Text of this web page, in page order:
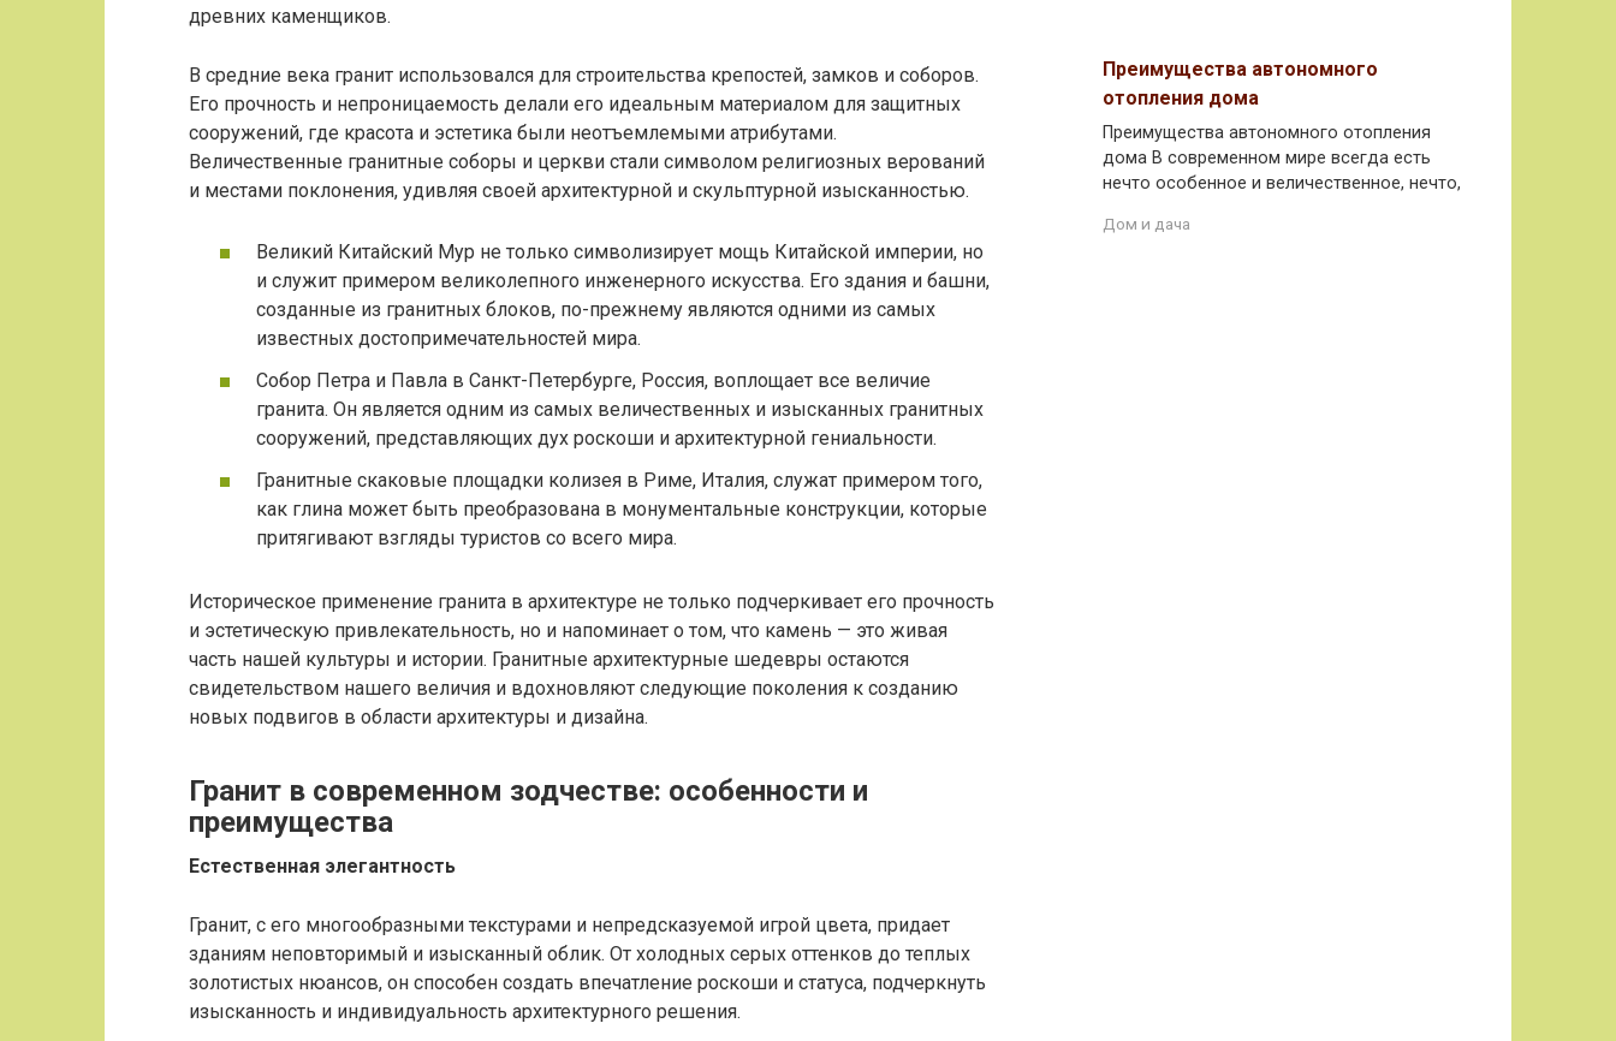
древних каменщиков.
В средние века гранит использовался для строительства крепостей, замков и соборов.
Его прочность и непроницаемость делали его идеальным материалом для защитных
сооружений, где красота и эстетика были неотъемлемыми атрибутами.
Величественные гранитные соборы и церкви стали символом религиозных верований
и местами поклонения, удивляя своей архитектурной и скульптурной изысканностью.
Великий Китайский Мур не только символизирует мощь Китайской империи, но
и служит примером великолепного инженерного искусства. Его здания и башни,
созданные из гранитных блоков, по-прежнему являются одними из самых
известных достопримечательностей мира.
Собор Петра и Павла в Санкт-Петербурге, Россия, воплощает все величие
гранита. Он является одним из самых величественных и изысканных гранитных
сооружений, представляющих дух роскоши и архитектурной гениальности.
Гранитные скаковые площадки колизея в Риме, Италия, служат примером того,
как глина может быть преобразована в монументальные конструкции, которые
притягивают взгляды туристов со всего мира.
Историческое применение гранита в архитектуре не только подчеркивает его прочность
и эстетическую привлекательность, но и напоминает о том, что камень — это живая
часть нашей культуры и истории. Гранитные архитектурные шедевры остаются
свидетельством нашего величия и вдохновляют следующие поколения к созданию
новых подвигов в области архитектуры и дизайна.
Гранит в современном зодчестве: особенности и
преимущества
Естественная элегантность
Гранит, с его многообразными текстурами и непредсказуемой игрой цвета, придает
зданиям неповторимый и изысканный облик. От холодных серых оттенков до теплых
золотистых нюансов, он способен создать впечатление роскоши и статуса, подчеркнуть
изысканность и индивидуальность архитектурного решения.
Преимущества автономного
отопления дома
Преимущества автономного отопления
дома В современном мире всегда есть
нечто особенное и величественное, нечто,
Дом и дача